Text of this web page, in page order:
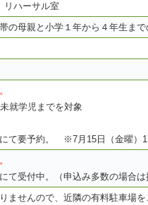
ハーサル室
の母親と小学１年から４年生ま
就学児までを対象
にて要予約。 ※7月15日（金曜）
にて受付中。（申込み多数の場合
ませんので、近隣の有料駐車場